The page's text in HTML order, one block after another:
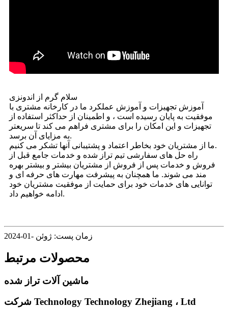
سلام گرم از اندونزی
آموزش تجهیزات و آموزش عملکرد ما در کارخانه مشتری با
موفقیت به پایان رسیده است ، و اطمینان از حداکثر استفاده از
تجهیزات و این امکان را برای مشتری فراهم می کند تا سریعتر
به مزایای آن برسد.
ما از مشتریان خود بخاطر اعتماد و پشتیبانی آنها تشکر می کنیم.
راه حل های سفارشی تیم تراز شده و خدمات جامع قبل از
فروش و خدمات پس از فروش از مشتریان بیشتر و بیشتر بهره
مند می شوند. ما همچنان به پیشرفت مهارت های حرفه ای و
توانایی های خدمات خود برای حمایت از موفقیت مشتریان خود
ادامه خواهیم داد.
زمان پست: ژوئن -01-2024
محصولات مرتبط
ماشین آلات تراز شده
شرکت Technology Technology Zhejiang ، Ltd